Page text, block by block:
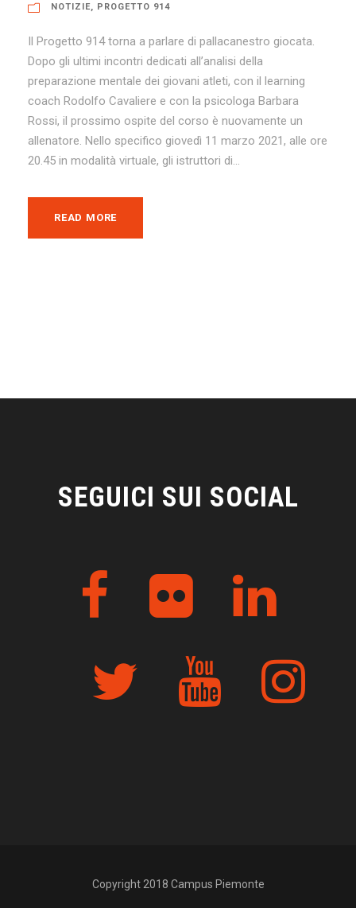
NOTIZIE, PROGETTO 914
Il Progetto 914 torna a parlare di pallacanestro giocata.
Dopo gli ultimi incontri dedicati all’analisi della
preparazione mentale dei giovani atleti, con il learning
coach Rodolfo Cavaliere e con la psicologa Barbara
Rossi, il prossimo ospite del corso è nuovamente un
allenatore. Nello specifico giovedì 11 marzo 2021, alle ore
20.45 in modalità virtuale, gli istruttori di...
READ MORE
SEGUICI SUI SOCIAL
Copyright 2018 Campus Piemonte